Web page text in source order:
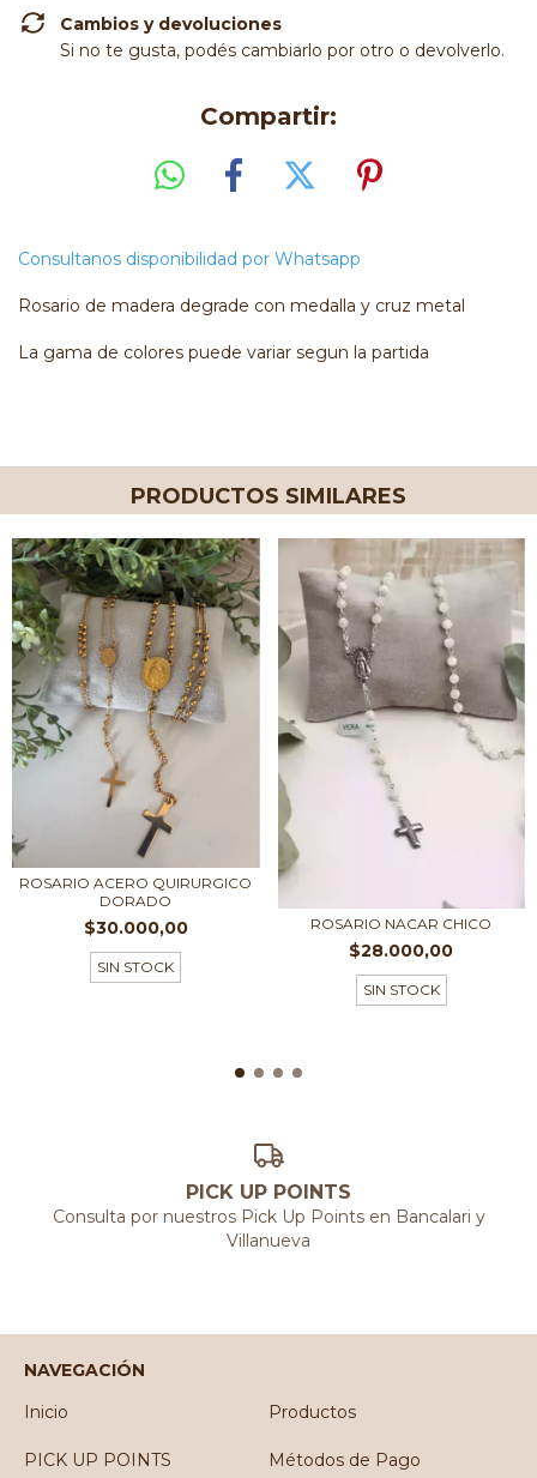
Cambios y devoluciones
Si no te gusta, podés cambiarlo por otro o devolverlo.
Compartir:
Consultanos disponibilidad por Whatsapp
Rosario de madera degrade con medalla y cruz metal
La gama de colores puede variar segun la partida
PRODUCTOS SIMILARES
ROSARIO ACERO QUIRURGICO
DORADO
$30.000,00
SIN STOCK
ROSARIO NACAR CHICO
$28.000,00
SIN STOCK
PICK UP POINTS
Consulta por nuestros Pick Up Points en Bancalari y
Villanueva
NAVEGACIÓN
Inicio
Productos
PICK UP POINTS Métodos de Pago